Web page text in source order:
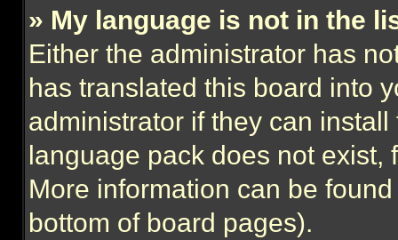
» My language is not in the
Either the administrator has
has translated this board into
administrator if they can
language pack does not exist,
More information can be
bottom of board pages).